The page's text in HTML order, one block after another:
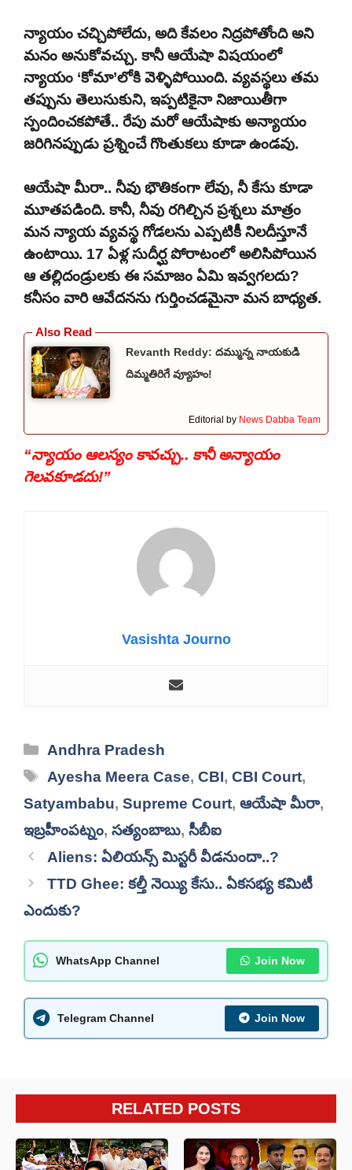
న్యాయం చచ్చిపోలేదు, అది కేవలం నిద్రపోతోంది అని
మనం అనుకోవచ్చు. కానీ ఆయేషా విషయంలో
న్యాయం ‘కోమా’లోకి వెళ్ళిపోయింది. వ్యవస్థలు తమ
తప్పును తెలుసుకుని, ఇప్పటికైనా నిజాయితీగా
స్పందించకపోతే.. రేపు మరో ఆయేషాకు అన్యాయం
జరిగినప్పుడు ప్రశ్నించే గొంతుకలు కూడా ఉండవు.
ఆయేషా మీరా.. నీవు భౌతికంగా లేవు, నీ కేసు కూడా
మూతపడింది. కానీ, నీవు రగిల్చిన ప్రశ్నలు మాత్రం
మన న్యాయ వ్యవస్థ గోడలను ఎప్పటికీ నిలదీస్తూనే
ఉంటాయి. 17 ఏళ్ల సుదీర్ఘ పోరాటంలో అలిసిపోయిన
ఆ తల్లిదండ్రులకు ఈ సమాజం ఏమి ఇవ్వగలదు?
కనీసం వారి ఆవేదనను గుర్తించడమైనా మన బాధ్యత.
Revanth Reddy: దమ్మున్న నాయకుడి
దిమ్మతిరిగే వ్యూహం!
Editorial by News Dabba Team
“న్యాయం ఆలస్యం కావచ్చు.. కానీ అన్యాయం
గెలవకూడదు!”
Vasishta Journo
Categories
Andhra Pradesh
Tags
Ayesha Meera Case,CBI,CBI Court,
Satyambabu, Supreme Court, ఆయేషా మీరా,
ఇబ్రహీంపట్నం, సత్యంబాబు, సీబీఐ
Aliens: ఏలియన్స్ మిస్టరీ వీడనుందా..?
TTD Ghee: కల్తీ నెయ్యి కేసు.. ఏకసభ్య కమిటీ
ఎందుకు?
WhatsApp Channel Join Now
Telegram Channel Join Now
RELATED POSTS